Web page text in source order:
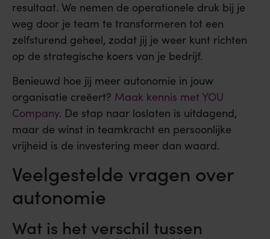
resultaat. We nemen de operationele druk bij je
weg door je team te transformeren tot een
zelfsturend geheel, zodat jij je weer kunt richten
op de strategische koers van je bedrijf.
Benieuwd hoe jij meer autonomie in jouw
organisatie creëert? Maak kennis met YOU
Company. De stap naar loslaten is uitdagend,
maar de winst in teamkracht en persoonlijke
vrijheid is de investering meer dan waard.
Veelgestelde vragen over
autonomie
Wat is het verschil tussen